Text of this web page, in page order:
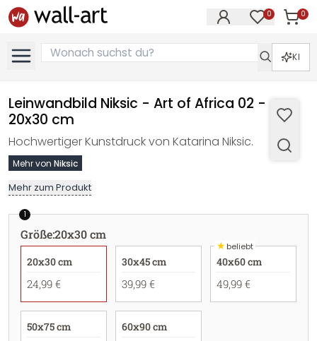
0 0
KI
Leinwandbild Niksic - Art of Africa 02 -
20x30 cm
Hochwertiger Kunstdruck von Katarina Niksic.
Mehr von Niksic
Mehr zum Produkt
1
Größe:20x30 cm
20x30 cm
24,99 €
30x45 cm
39,99 €
★beliebt
40x60 cm
49,99 €
50x75 cm 60x90 cm